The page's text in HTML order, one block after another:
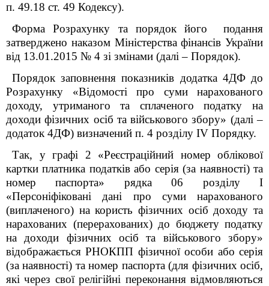
п. 49.18 ст. 49 Кодексу).
Форма Розрахунку та порядок його подання
затверджено наказом Міністерства фінансів України
від 13.01.2015 № 4 зі змінами (далі – Порядок).
Порядок заповнення показників додатка 4ДФ до
Розрахунку «Відомості про суми нарахованого
доходу, утриманого та сплаченого податку на
доходи фізичних осіб та військового збору» (далі –
додаток 4ДФ) визначений п. 4 розділу IV Порядку.
Так, у графі 2 «Реєстраційний номер облікової
картки платника податків або серія (за наявності) та
номер паспорта» рядка 06 розділу I
«Персоніфіковані дані про суми нарахованого
(виплаченого) на користь фізичних осіб доходу та
нарахованих (перерахованих) до бюджету податку
на доходи фізичних осіб та військового збору»
відображається РНОКПП фізичної особи або серія
(за наявності) та номер паспорта (для фізичних осіб,
які через свої релігійні переконання відмовляються